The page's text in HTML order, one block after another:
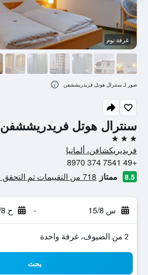
سنترال هوتل فريدريششفن
3 نجوم
فريديريكشافن، ألمانيا
+49 7541 374 8970
8.5 ممتاز 718 من التقييمات تم التحقق منها
س 15/8 - ح 16/8
2 من الضيوف، غرفة واحدة
بحث
غرفة نوم
صور لـ سنترال هوتل فريدريششفن